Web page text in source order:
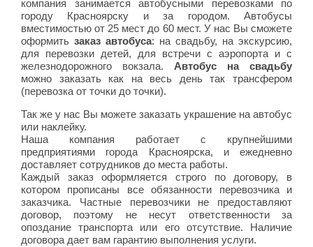
компания занимается автобусными перевозками по
городу Красноярску и за городом. Автобусы
вместимостью от 25 мест до 60 мест. У нас Вы сможете
оформить заказ автобуса: на свадьбу, на экскурсию,
для перевозки детей, для встречи с аэропорта и с
железнодорожного вокзала. Автобус на свадьбу
можно заказать как на весь день так трансфером
(перевозка от точки до точки).
Так же у нас Вы можете заказать украшение на автобус
или наклейку.
Наша компания работает с крупнейшими
предприятиями города Красноярска, и ежедневно
доставляет сотрудников до места работы.
Каждый заказ оформляется строго по договору, в
котором прописаны все обязанности перевозчика и
заказчика. Частные перевозчики не предоставляют
договор, поэтому не несут ответственности за
опоздание транспорта или его отсутствие. Наличие
договора дает вам гарантию выполнения услуги.